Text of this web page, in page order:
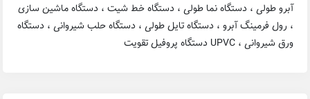
آبرو طولی ، دستگاه نما طولی ، دستگاه خط شیت ، دستگاه ماشین سازی
، رول فرمینگ آبرو ، دستگاه تایل طولی ، دستگاه حلب شیروانی ، دستگاه
ورق شیروانی ، UPVC دستگاه پروفیل تقویت